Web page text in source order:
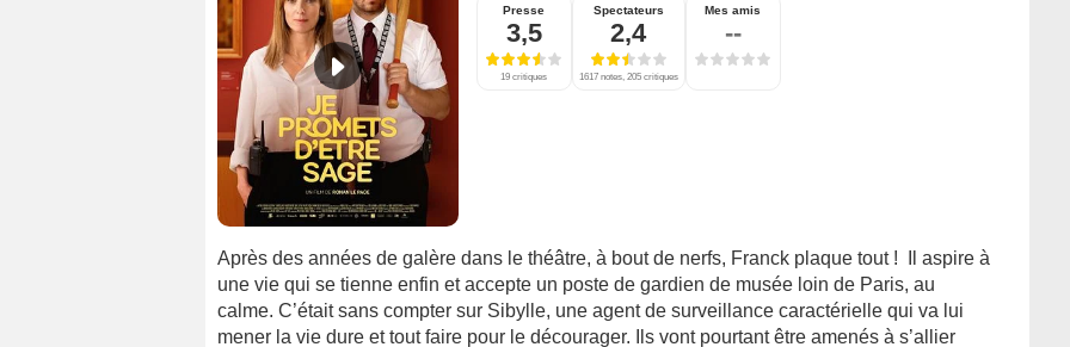
Presse
3,5
19 critiques
Spectateurs
2,4
1617 notes, 205 critiques
Mes amis
--
Après des années de galère dans le théâtre, à bout de nerfs, Franck plaque tout ! Il aspire à
une vie qui se tienne enfin et accepte un poste de gardien de musée loin de Paris, au
calme. C’était sans compter sur Sibylle, une agent de surveillance caractérielle qui va lui
mener la vie dure et tout faire pour le décourager. Ils vont pourtant être amenés à s’allier